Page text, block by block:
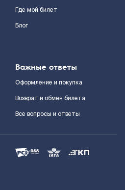
Где мой билет
Блог
Важные ответы
Оформление и покупка
Возврат и обмен билета
Все вопросы и ответы